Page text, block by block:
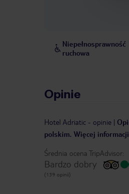
Niepełnosprawność
ruchowa
Opinie
Hotel Adriatic - opinie |
polskim. Więcej
Średnia ocena TripAdvisor:
Bardzo dobry
(139 opinii)